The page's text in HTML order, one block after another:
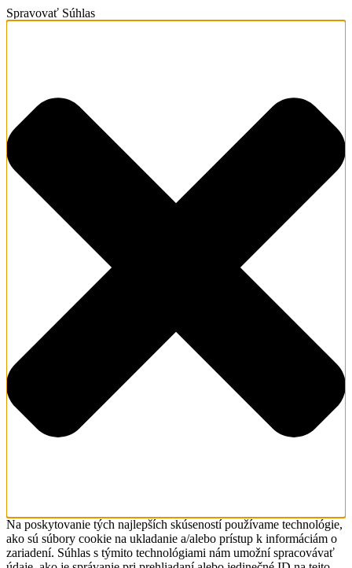
Spravovať Súhlas
Na poskytovanie tých najlepších skúseností používame technológie,
ako sú súbory cookie na ukladanie a/alebo prístup k informáciám o
zariadení. Súhlas s týmito technológiami nám umožní spracovávať